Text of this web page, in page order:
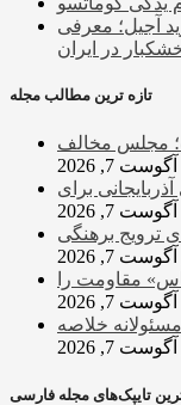
آجیل؛ معرفی
تازه ترین مطالب مجله
مجلس مخالف
آگوست 7, 2026
برای
آگوست 7, 2026
ترویج برهنگی
آگوست 7, 2026
مقاومت را
آگوست 7, 2026
خلاصه
آگوست 7, 2026
تایپک‌های مجله فارسی